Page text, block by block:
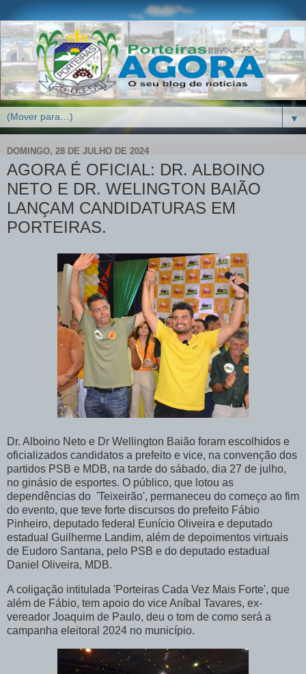
▼
DOMINGO, 28 DE JULHO DE 2024
AGORA É OFICIAL: DR. ALBOINO
NETO E DR. WELINGTON BAIÃO
LANÇAM CANDIDATURAS EM
PORTEIRAS.
Dr. Alboino Neto e Dr Wellington Baião foram escolhidos e
oficializados candidatos a prefeito e vice, na convenção dos
partidos PSB e MDB, na tarde do sábado, dia 27 de julho,
no ginásio de esportes. O público, que lotou as
dependências do 'Teixeirão', permaneceu do começo ao fim
do evento, que teve forte discursos do prefeito Fábio
Pinheiro, deputado federal Eunício Oliveira e deputado
estadual Guilherme Landim, além de depoimentos virtuais
de Eudoro Santana, pelo PSB e do deputado estadual
Daniel Oliveira, MDB.
A coligação intitulada 'Porteiras Cada Vez Mais Forte', que
além de Fábio, tem apoio do vice Aníbal Tavares, ex-
vereador Joaquim de Paulo, deu o tom de como será a
campanha eleitoral 2024 no município.